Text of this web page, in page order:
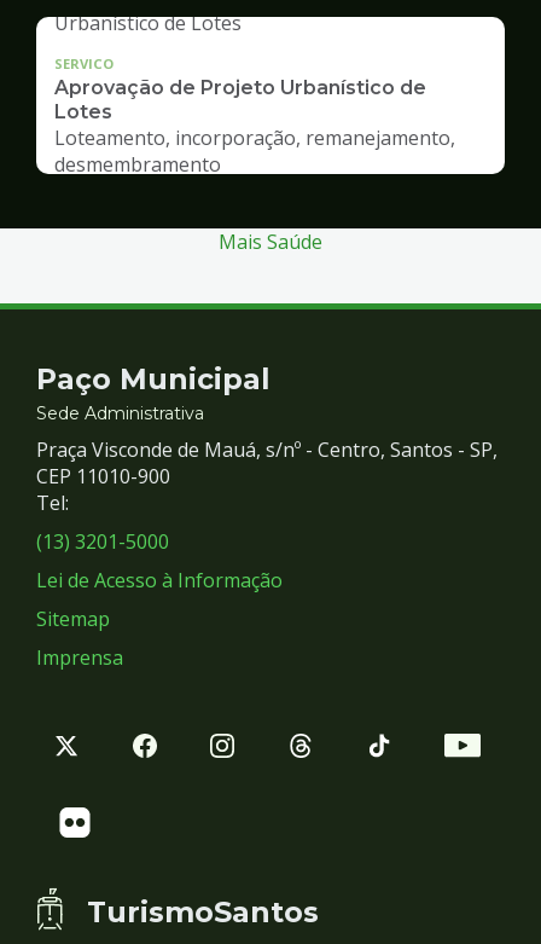
SERVICO
Aprovação de Projeto Urbanístico de
Lotes
Loteamento, incorporação, remanejamento,
desmembramento
Mais Saúde
Contato
e
Redes
Sociais
Paço Municipal
Sede Administrativa
Praça Visconde de Mauá, s/nº - Centro, Santos - SP,
CEP 11010-900
Tel:
(13) 3201-5000
Lei de Acesso à Informação
Sitemap
Imprensa
TurismoSantos